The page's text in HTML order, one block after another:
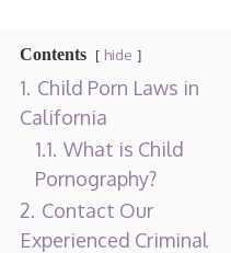
Contents hide
1. Child Porn Laws in
California
1.1. What is Child
Pornography?
2. Contact Our
Experienced Criminal